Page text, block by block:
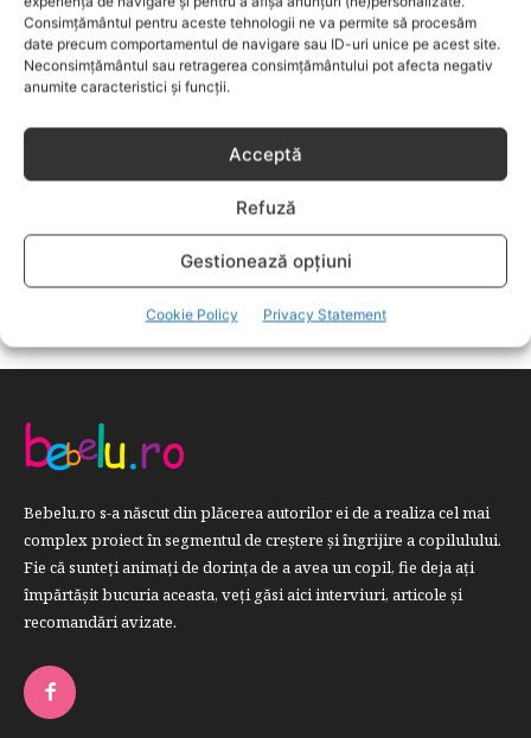
Consimțământul pentru aceste tehnologii ne va permite să procesăm
date precum comportamentul de navigare sau ID-uri unice pe acest site.
Neconsimțământul sau retragerea consimțământului pot afecta negativ
anumite caracteristici și funcții.
Acceptă
Refuză
Gestionează opțiuni
Cookie Policy Privacy Statement
COPII
634
FAMILIA
582
DEZVOLTAREA COPILULUI
COMPORTAMENT
294
Bebelu.ro s-a născut din plăcerea autorilor ei de a realiza cel mai
complex proiect în segmentul de creştere şi îngrijire a copilulului.
Fie că sunteţi animaţi de dorinţa de a avea un copil, fie deja aţi
împărtăşit bucuria aceasta, veți găsi aici interviuri, articole şi
recomandări avizate.